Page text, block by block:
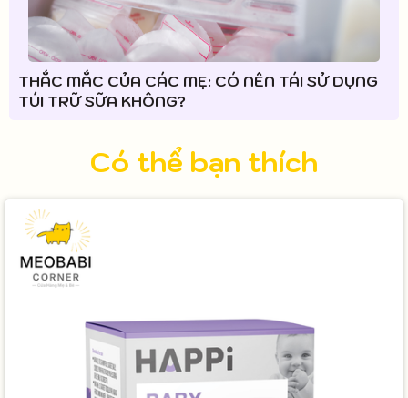
THẮC MẮC CỦA CÁC MẸ: CÓ NÊN TÁI SỬ DỤNG
TÚI TRỮ SỮA KHÔNG?
Có thể bạn thích